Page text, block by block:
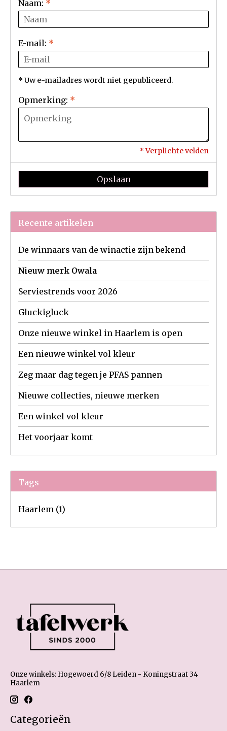
Naam: *
E-mail: *
* Uw e-mailadres wordt niet gepubliceerd.
Opmerking: *
* Verplichte velden
Opslaan
Recente artikelen
De winnaars van de winactie zijn bekend
Nieuw merk Owala
Serviestrends voor 2026
Gluckigluck
Onze nieuwe winkel in Haarlem is open
Een nieuwe winkel vol kleur
Zeg maar dag tegen je PFAS pannen
Nieuwe collecties, nieuwe merken
Een winkel vol kleur
Het voorjaar komt
Tags
Haarlem (1)
Onze winkels: Hogewoerd 6/8 Leiden - Koningstraat 34
Haarlem
Categorieën